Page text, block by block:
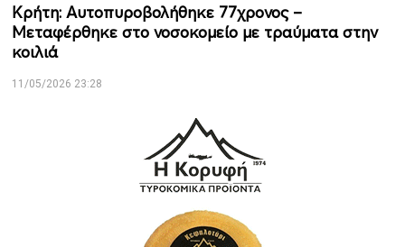
Κρήτη: Αυτοπυροβολήθηκε 77χρονος –
Μεταφέρθηκε στο νοσοκομείο με τραύματα στην
κοιλιά
11/05/2026 23:28